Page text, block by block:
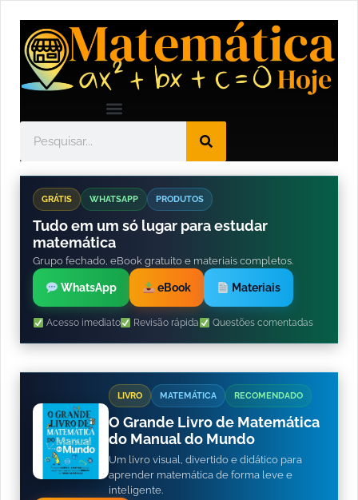
GRÁTIS WHATSAPP PRODUTOS
Tudo em um só lugar para estudar
matemática
Grupo fechado, eBook gratuito e materiais completos.
WhatsApp eBook Materiais
Acesso imediato Revisão rápida Questões comentadas
LIVRO MATEMÁTICA RECOMENDADO
O Grande Livro de Matemática
do Manual do Mundo
Um livro visual, divertido e didático para
aprender matemática de forma leve e
inteligente.